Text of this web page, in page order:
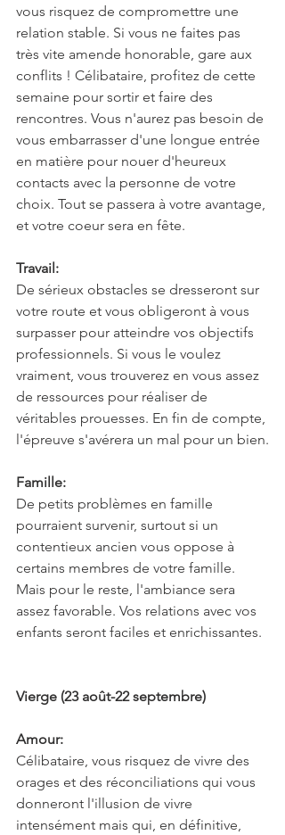
vous risquez de compromettre une
relation stable. Si vous ne faites pas
très vite amende honorable, gare aux
conflits ! Célibataire, profitez de cette
semaine pour sortir et faire des
rencontres. Vous n'aurez pas besoin de
vous embarrasser d'une longue entrée
en matière pour nouer d'heureux
contacts avec la personne de votre
choix. Tout se passera à votre avantage,
et votre coeur sera en fête.
Travail:
De sérieux obstacles se dresseront sur
votre route et vous obligeront à vous
surpasser pour atteindre vos objectifs
professionnels. Si vous le voulez
vraiment, vous trouverez en vous assez
de ressources pour réaliser de
véritables prouesses. En fin de compte,
l'épreuve s'avérera un mal pour un bien.
Famille:
De petits problèmes en famille
pourraient survenir, surtout si un
contentieux ancien vous oppose à
certains membres de votre famille.
Mais pour le reste, l'ambiance sera
assez favorable. Vos relations avec vos
enfants seront faciles et enrichissantes.
Vierge (23 août-22 septembre)
Amour:
Célibataire, vous risquez de vivre des
orages et des réconciliations qui vous
donneront l'illusion de vivre
intensément mais qui, en définitive,